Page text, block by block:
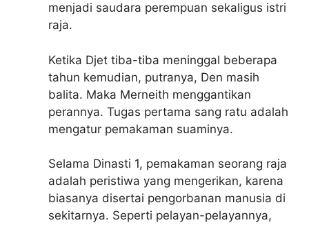
menjadi saudara perempuan sekaligus istri
raja.
Ketika Djet tiba-tiba meninggal beberapa
tahun kemudian, putranya, Den masih
balita. Maka Merneith menggantikan
perannya. Tugas pertama sang ratu adalah
mengatur pemakaman suaminya.
Selama Dinasti 1, pemakaman seorang raja
adalah peristiwa yang mengerikan, karena
biasanya disertai pengorbanan manusia di
sekitarnya. Seperti pelayan-pelayannya,